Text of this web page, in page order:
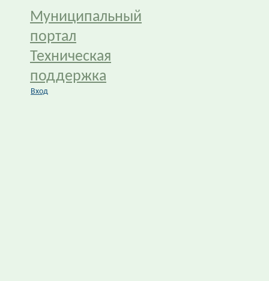
Муниципальный
портал
Техническая
поддержка
Вход